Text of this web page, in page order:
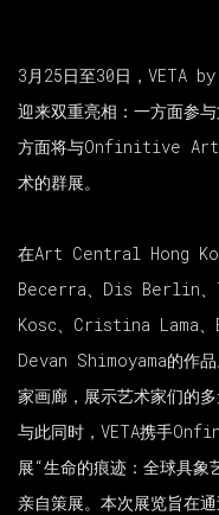
3月25日至30日，VETA
迎来双重亮相：一方面
方面将与Onfinitive Art
术的群展。
在Art Central Hong
Becerra、Dis Berlin
Kosc、Cristina Lama
Devan Shimoyama的作
家画廊，展示艺术家们的多
与此同时，VETA携手
展“生命的痕迹：全球具
亲自策展。本次展览旨在